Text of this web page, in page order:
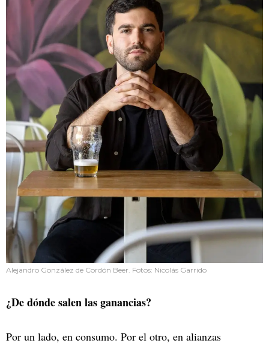
Alejandro González de Cordón Beer. Fotos: Nicolás Garrido
¿De dónde salen las ganancias?
Por un lado, en consumo. Por el otro, en alianzas